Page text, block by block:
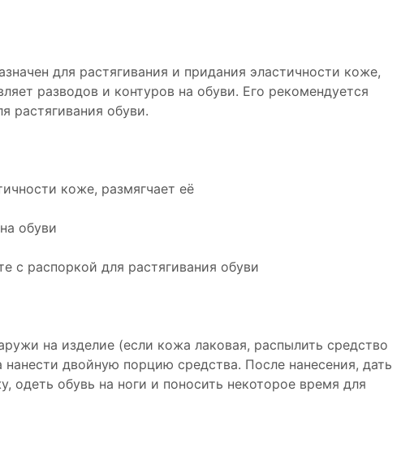
для растягивания и придания эластичности коже,
разводов и контуров на обуви. Его рекомендуется
растягивания обуви.
коже, размягчает её
обуви
с распоркой для растягивания обуви
на изделие (если кожа лаковая, распылить средство
двойную порцию средства. После нанесения, дать
одеть обувь на ноги и поносить некоторое время для